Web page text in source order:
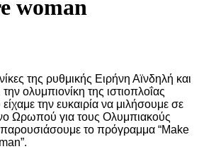
woman
της ρυθμικής Ειρήνη Αϊνδηλή και
ολυμπιονίκη της ιστιοπλοΐας
την ευκαιρία να μιλήσουμε σε
Ωρωπού για τους Ολυμπιακούς
το πρόγραμμα “Make